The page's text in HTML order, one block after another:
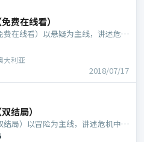
费在线看）
费在线看）以悬疑为主线，讲述危机
成长；澳大利亚班底，乌尔善执
等主演。
大利亚
2018/07/17
结局）
结局）以冒险为主线，讲述危机中的
；澳大利亚班底，是枝裕和执导，